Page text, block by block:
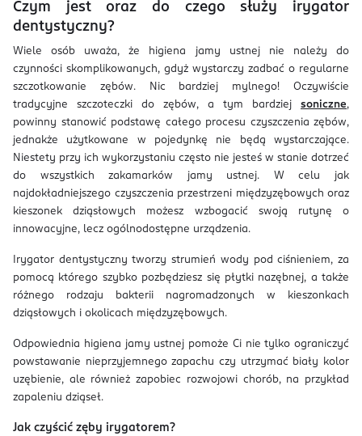
Czym jest oraz do czego służy irygator
dentystyczny?
Wiele osób uważa, że higiena jamy ustnej nie należy do
czynności skomplikowanych, gdyż wystarczy zadbać o regularne
szczotkowanie zębów. Nic bardziej mylnego! Oczywiście
tradycyjne szczoteczki do zębów, a tym bardziej soniczne,
powinny stanowić podstawę całego procesu czyszczenia zębów,
jednakże użytkowane w pojedynkę nie będą wystarczające.
Niestety przy ich wykorzystaniu często nie jesteś w stanie dotrzeć
do wszystkich zakamarków jamy ustnej. W celu jak
najdokładniejszego czyszczenia przestrzeni międzyzębowych oraz
kieszonek dziąsłowych możesz wzbogacić swoją rutynę o
innowacyjne, lecz ogólnodostępne urządzenia.
Irygator dentystyczny tworzy strumień wody pod ciśnieniem, za
pomocą którego szybko pozbędziesz się płytki nazębnej, a także
różnego rodzaju bakterii nagromadzonych w kieszonkach
dziąsłowych i okolicach międzyzębowych.
Odpowiednia higiena jamy ustnej pomoże Ci nie tylko ograniczyć
powstawanie nieprzyjemnego zapachu czy utrzymać biały kolor
uzębienie, ale również zapobiec rozwojowi chorób, na przykład
zapaleniu dziąseł.
Jak czyścić zęby irygatorem?